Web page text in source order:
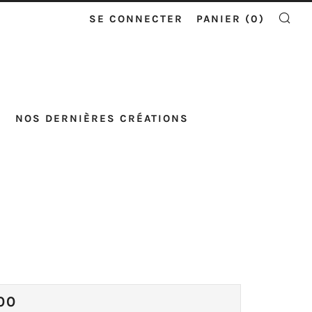
NOS DERNIÈRES CRÉATIONS
SE CONNECTER PANIER (0)